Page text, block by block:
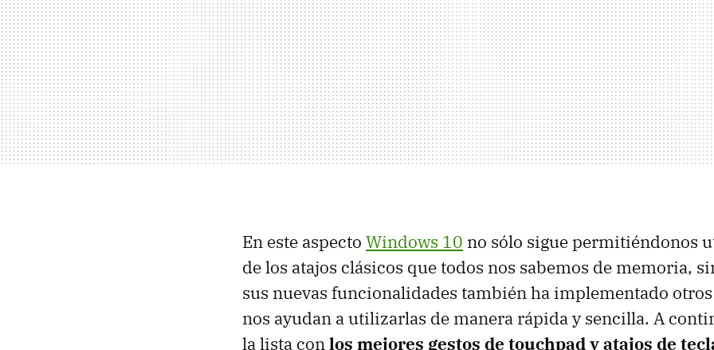
En este aspecto Windows 10 no sólo sigue permitiéndonos
de los atajos clásicos que todos nos sabemos de memoria,
sus nuevas funcionalidades también ha implementado
nos ayudan a utilizarlas de manera rápida y sencilla. A
la lista conlos mejores gestos de touchpad y atajos de